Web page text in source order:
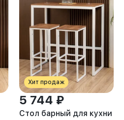
Хит продаж
5 744 ₽
Стол барный для кухни